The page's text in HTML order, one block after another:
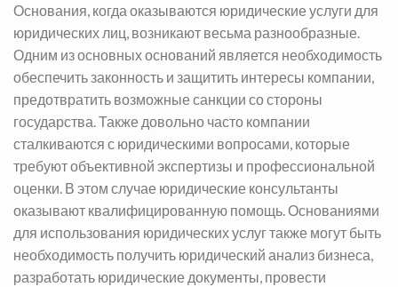
Основания, когда оказываются юридические услуги для
юридических лиц, возникают весьма разнообразные.
Одним из основных оснований является необходимость
обеспечить законность и защитить интересы компании,
предотвратить возможные санкции со стороны
государства. Также довольно часто компании
сталкиваются с юридическими вопросами, которые
требуют объективной экспертизы и профессиональной
оценки. В этом случае юридические консультанты
оказывают квалифицированную помощь. Основаниями
для использования юридических услуг также могут быть
необходимость получить юридический анализ бизнеса,
разработать юридические документы, провести